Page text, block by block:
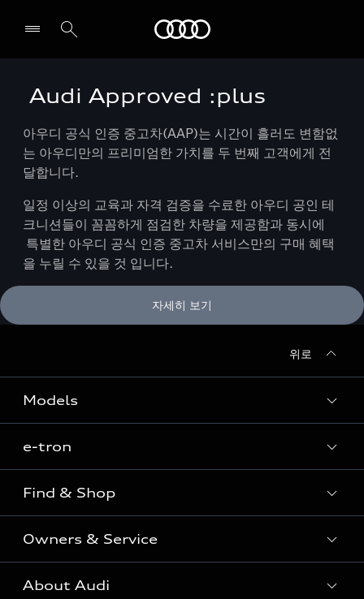
전시장/AS센터 찾기
Audi Approved :plus
아우디 공식 인증 중고차(AAP)는 시간이 흘러도 변함없
는 아우디만의 프리미엄한 가치를 두 번째 고객에게 전
달합니다.
일정 이상의 교육과 자격 검증을 수료한 아우디 공인 테
크니션들이 꼼꼼하게 점검한 차량을 제공함과 동시에
특별한 아우디 공식 인증 중고차 서비스만의 구매 혜택
을 누릴 수 있을 것 입니다.
자세히 보기
위로
Models
Sedan
SUV
Coupe
S range
e-tron
e-tron
Find & Shop
전시장/AAP 전시장/AS센터
아우디 신차 재고
Owners & Service
고객안내
About Audi